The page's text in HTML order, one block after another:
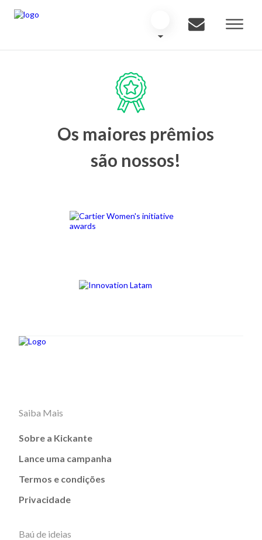
Os maiores prêmios
são nossos!
Saiba Mais
Sobre a Kickante
Lance uma campanha
Termos e condições
Privacidade
Baú de ideias